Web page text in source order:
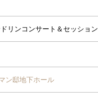
リンコンサート＆セッション
ン邸地下ホール